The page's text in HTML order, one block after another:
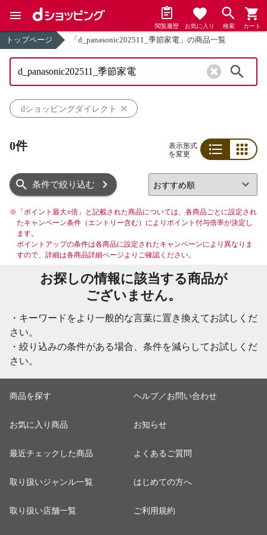
閲覧履歴 お気に入り 検索 カート
トップページ 「d_panasonic202511_季節家電」の商品一覧
dショッピングダイレクト
0件
表示形式
を変更
条件で絞り込む
※ 「ポイント最大○倍」と記載された商品については、各商品ごとに設定され
たキャンペーン条件（エントリー含む）によりポイント付与倍率が決定し
ます。
ポイントアップの条件は各商品に設定されたキャンペーンにより異なりま
すので、詳細は各商品詳細ページよりご確認ください。
お探しの情報に該当する商品が
ございません。
・キーワードをより一般的な言葉に置き換えてお試しくだ
さい。
・絞り込みの条件がある場合、条件を減らしてお試しくだ
さい。
商品を探す
お気に入り商品
最近チェックした商品
取り扱いジャンル一覧
取り扱い店舗一覧
ヘルプ／お問い合わせ
お知らせ
よくあるご質問
はじめての方へ
ご利用規約